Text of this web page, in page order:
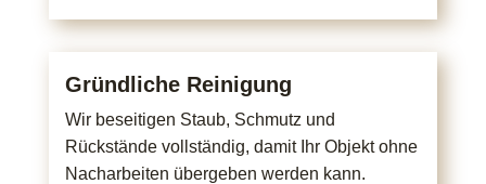
Gründliche Reinigung
Wir beseitigen Staub, Schmutz und
Rückstände vollständig, damit Ihr Objekt ohne
Nacharbeiten übergeben werden kann.